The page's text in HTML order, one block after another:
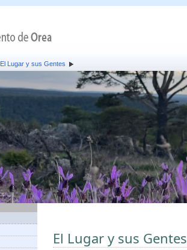
El Lugar y sus Gentes
El Lugar y sus Gentes